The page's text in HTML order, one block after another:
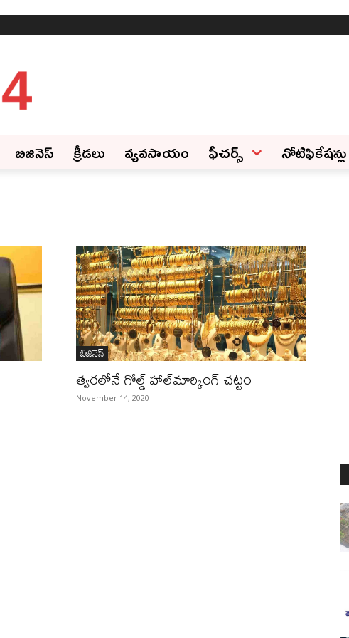
బిజినెస్‌ క్రీడలు వ్యవసాయం ఫీచ‌ర్స్ ‌ నోటిఫికేషన్లు
బిజినెస్‌
త్వరలోనే గోల్డ్‌ హాల్‌మార్కింగ్ చట్టం
November 14, 2020